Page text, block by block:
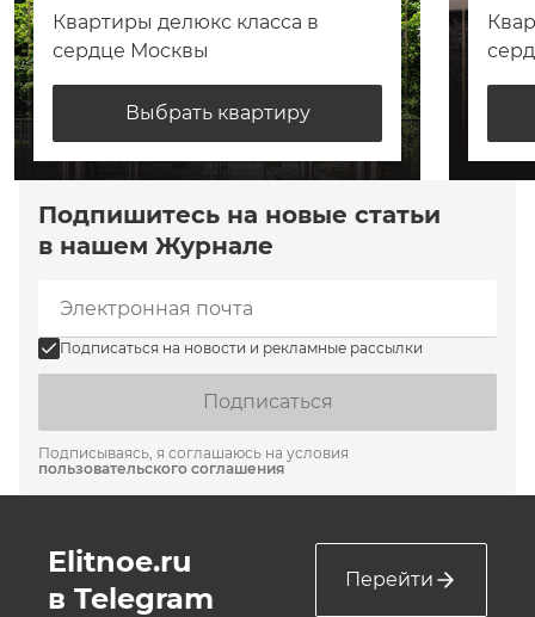
Квартиры делюкс класса в
сердце Москвы
Выбрать квартиру
Подпишитесь на новые статьи
в нашем Журнале
Подписаться на новости и рекламные рассылки
Подписаться
Подписываясь, я соглашаюсь на условия
пользовательского соглашения
Elitnoe.ru
в Telegram
Перейти